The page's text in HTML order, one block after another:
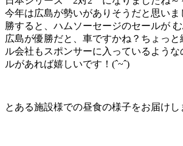
今年は広島が勢いがありそうだと思い
勝すると、ハムソーセージのセールが む
広島が優勝だと、車ですかね？ちょっ
ル会社もスポンサーに入っているよう
ルがあれば嬉しいです！(ˆ~ˆ)
とある施設様での昼食の様子をお届けし